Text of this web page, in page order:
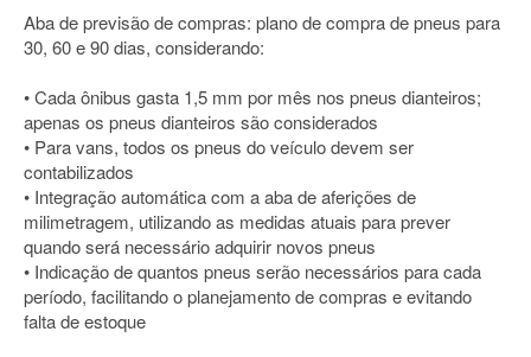
Aba de previsão de compras: plano de compra de pneus para
30, 60 e 90 dias, considerando:
• Cada ônibus gasta 1,5 mm por mês nos pneus dianteiros;
apenas os pneus dianteiros são considerados
• Para vans, todos os pneus do veículo devem ser
contabilizados
• Integração automática com a aba de aferições de
milimetragem, utilizando as medidas atuais para prever
quando será necessário adquirir novos pneus
• Indicação de quantos pneus serão necessários para cada
período, facilitando o planejamento de compras e evitando
falta de estoque